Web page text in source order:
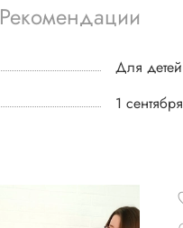
Рекомендации
Для детей
1 сентября